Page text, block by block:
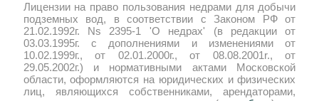
Лицензии на право пользования недрами для добычи
подземных вод, в соответствии с Законом РФ от
21.02.1992г. Ns 2395-1 'О недрах' (в редакции от
03.03.1995г. с дополнениями и изменениями от
10.02.1999г., от 02.01.2000г., от 08.08.2001r., от
29.05.2002г.) и нормативными актами Московской
области, оформляются на юридических и физических
лиц, являющихся собственниками, арендаторами,